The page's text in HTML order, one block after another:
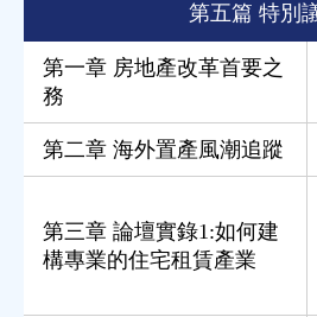
第五篇 特別
第一章 房地產改革首要之
務
第二章 海外置產風潮追蹤
第三章 論壇實錄1:如何建
構專業的住宅租賃產業